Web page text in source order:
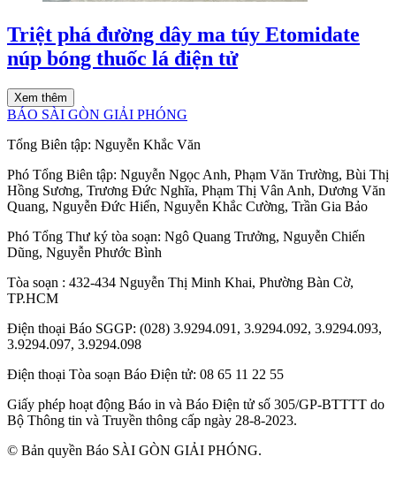
Triệt phá đường dây ma túy Etomidate
núp bóng thuốc lá điện tử
Xem thêm
BÁO SÀI GÒN GIẢI PHÓNG
Tổng Biên tập: Nguyễn Khắc Văn
Phó Tổng Biên tập: Nguyễn Ngọc Anh, Phạm Văn Trường, Bùi Thị
Hồng Sương, Trương Đức Nghĩa, Phạm Thị Vân Anh, Dương Văn
Quang, Nguyễn Đức Hiển, Nguyễn Khắc Cường, Trần Gia Bảo
Phó Tổng Thư ký tòa soạn: Ngô Quang Trưởng, Nguyễn Chiến
Dũng, Nguyễn Phước Bình
Tòa soạn : 432-434 Nguyễn Thị Minh Khai, Phường Bàn Cờ,
TP.HCM
Điện thoại Báo SGGP: (028) 3.9294.091, 3.9294.092, 3.9294.093,
3.9294.097, 3.9294.098
Điện thoại Tòa soạn Báo Điện tử: 08 65 11 22 55
Giấy phép hoạt động Báo in và Báo Điện tử số 305/GP-BTTTT do
Bộ Thông tin và Truyền thông cấp ngày 28-8-2023.
© Bản quyền Báo SÀI GÒN GIẢI PHÓNG.